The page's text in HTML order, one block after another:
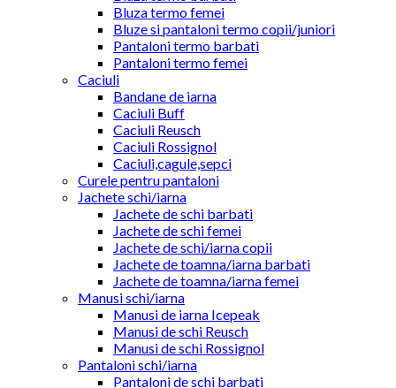
Bluza termo femei
Bluze si pantaloni termo copii/juniori
Pantaloni termo barbati
Pantaloni termo femei
Caciuli
Bandane de iarna
Caciuli Buff
Caciuli Reusch
Caciuli Rossignol
Caciuli,cagule,sepci
Curele pentru pantaloni
Jachete schi/iarna
Jachete de schi barbati
Jachete de schi femei
Jachete de schi/iarna copii
Jachete de toamna/iarna barbati
Jachete de toamna/iarna femei
Manusi schi/iarna
Manusi de iarna Icepeak
Manusi de schi Reusch
Manusi de schi Rossignol
Pantaloni schi/iarna
Pantaloni de schi barbati